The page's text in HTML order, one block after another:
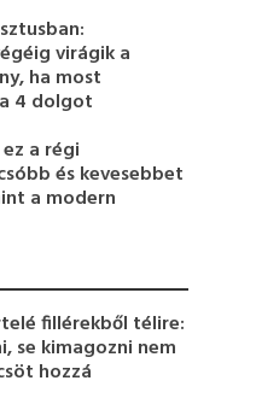
virágik a
ha most
4 dolgot
a régi
és kevesebbet
a modern
fillérekből télire:
se kimagozni nem
hozzá